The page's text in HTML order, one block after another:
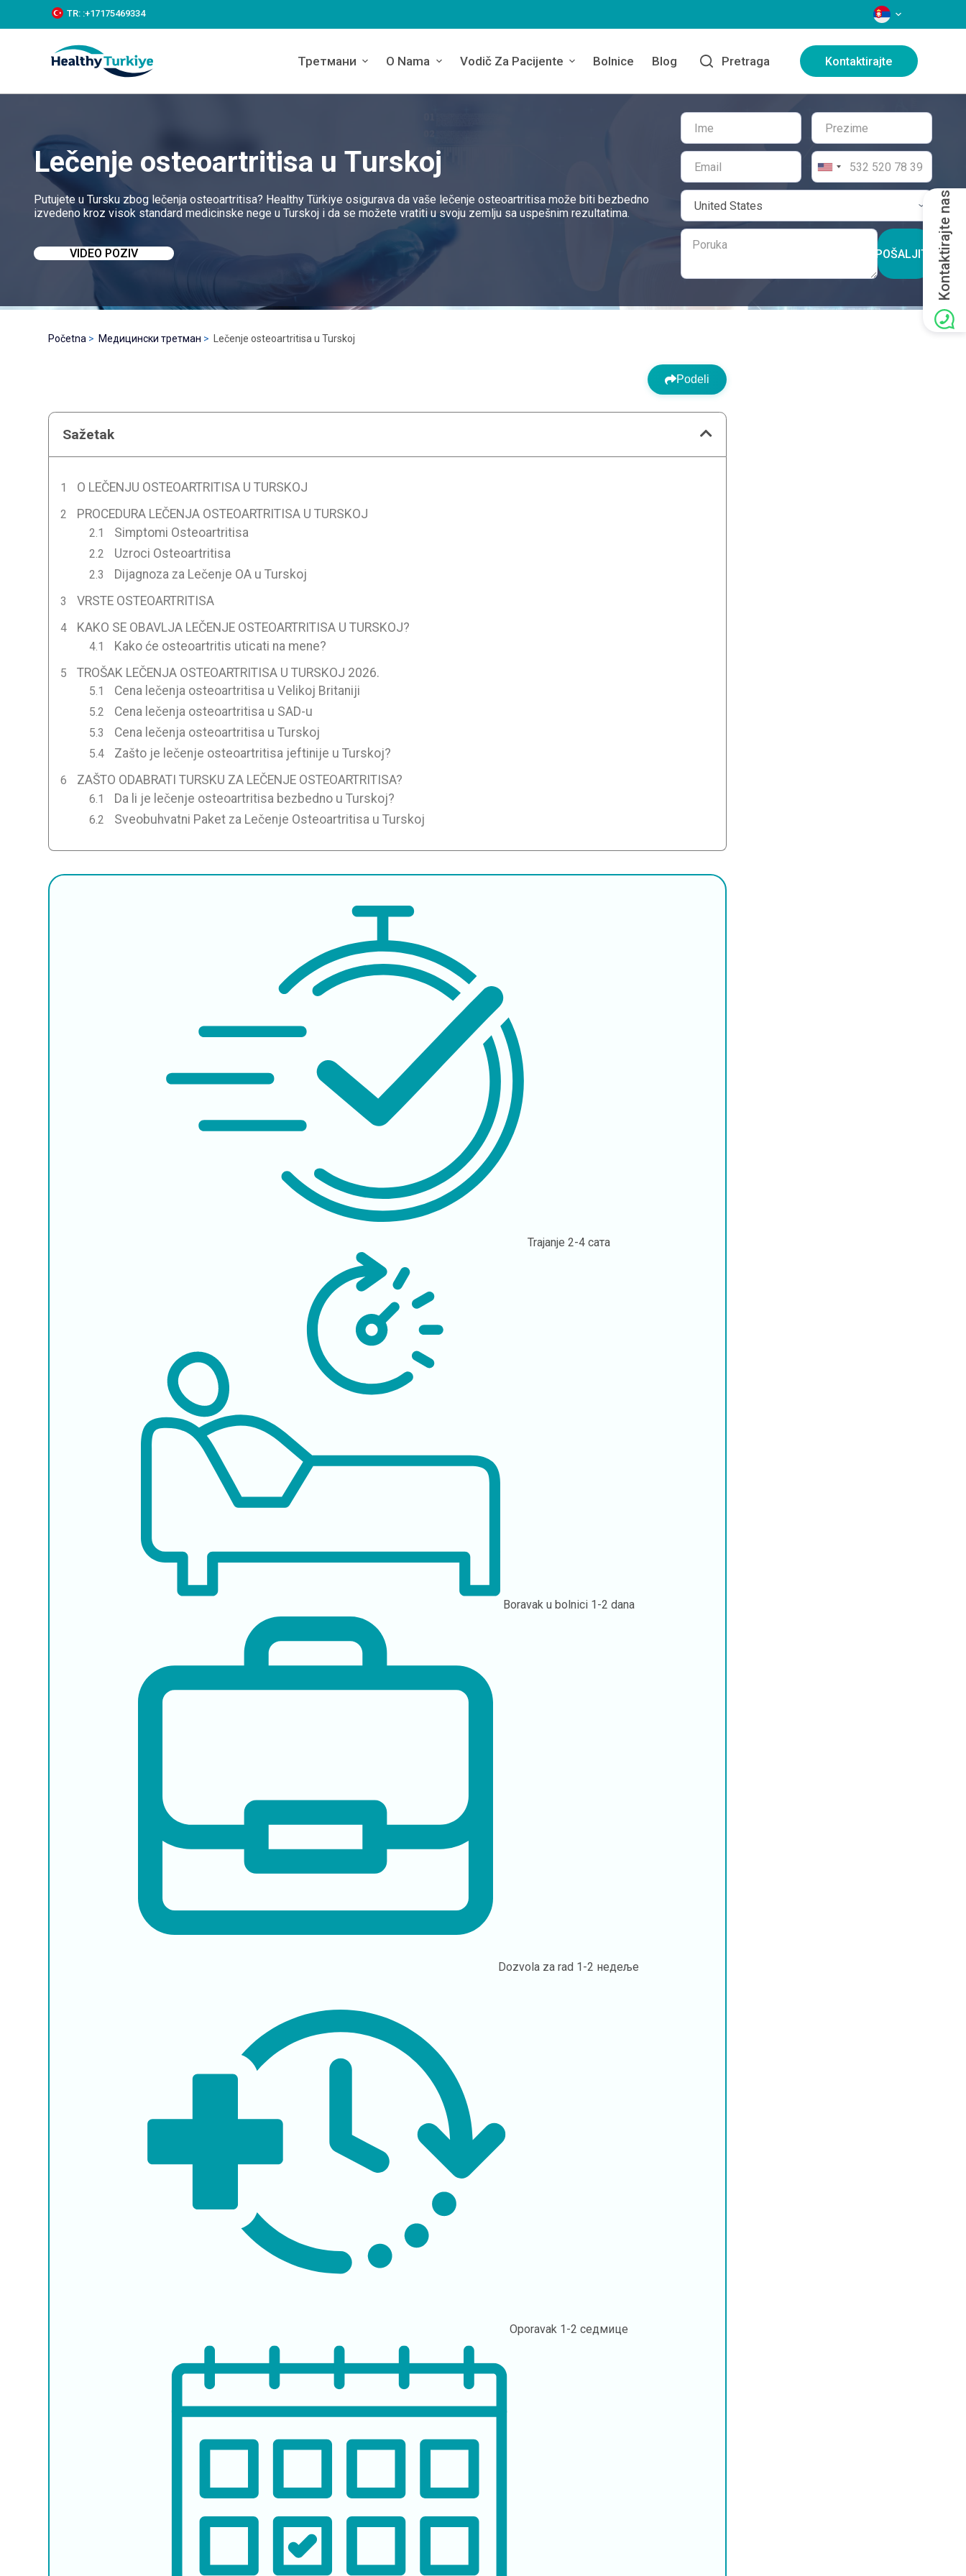
k
c
TR: :+‪17175469334‬ JEZICI
Третмани O Nama Vodič Za Pacijente Bolnice Blog Pretraga Kontaktirajte
Lečenje osteoartritisa u Turskoj
Putujete u Tursku zbog lečenja osteoartritisa? Healthy Türkiye osigurava da vaše lečenje osteoartritisa može biti bezbedno
izvedeno kroz visok standard medicinske nege u Turskoj i da se možete vratiti u svoju zemlju sa uspešnim rezultatima.
VIDEO POZIV POŠALJITE
Početna Медицински третман Lečenje osteoartritisa u Turskoj
Podeli
Sažetak
O LEČENJU OSTEOARTRITISA U TURSKOJ
PROCEDURA LEČENJA OSTEOARTRITISA U TURSKOJ
Simptomi Osteoartritisa
Uzroci Osteoartritisa
Dijagnoza za Lečenje OA u Turskoj
VRSTE OSTEOARTRITISA
KAKO SE OBAVLJA LEČENJE OSTEOARTRITISA U TURSKOJ?
Kako će osteoartritis uticati na mene?
TROŠAK LEČENJA OSTEOARTRITISA U TURSKOJ 2026.
Cena lečenja osteoartritisa u Velikoj Britaniji
Cena lečenja osteoartritisa u SAD-u
Cena lečenja osteoartritisa u Turskoj
Zašto je lečenje osteoartritisa jeftinije u Turskoj?
ZAŠTO ODABRATI TURSKU ZA LEČENJE OSTEOARTRITISA?
Da li je lečenje osteoartritisa bezbedno u Turskoj?
Sveobuhvatni Paket za Lečenje Osteoartritisa u Turskoj
Trajanje 2-4 сата
Boravak u bolnici 1-2 dana
Dozvola za rad 1-2 недеље
Oporavak 1-2 седмице
Kontaktirajte nas